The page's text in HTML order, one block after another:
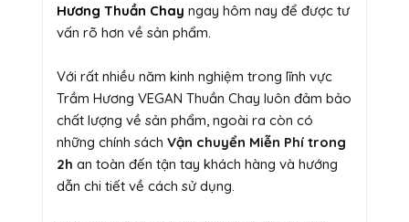
Hương Thuần Chay ngay hôm nay để được tư
vấn rõ hơn về sản phẩm.
Với rất nhiều năm kinh nghiệm trong lĩnh vực
Trầm Hương VEGAN Thuần Chay luôn đảm bảo
chất lượng về sản phẩm, ngoài ra còn có
những chính sách Vận chuyển Miễn Phí trong
2h an toàn đến tận tay khách hàng và hướng
dẫn chi tiết về cách sử dụng.